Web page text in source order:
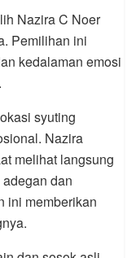
Nazira C Noer
Pemilihan ini
kedalaman emosi
syuting
Nazira
melihat langsung
dan
ini memberikan